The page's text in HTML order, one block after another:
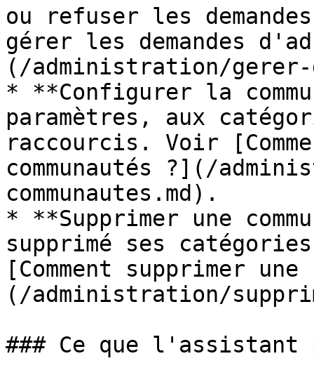
ou refuser les
gérer les demandes
(/administration/gerer-
* **Configurer la
paramètres, aux
raccourcis. Voir
communautés ?](/
communautes.md).
* **Supprimer une
supprimé ses
[Comment supprimer une
(/administration/
### Ce que